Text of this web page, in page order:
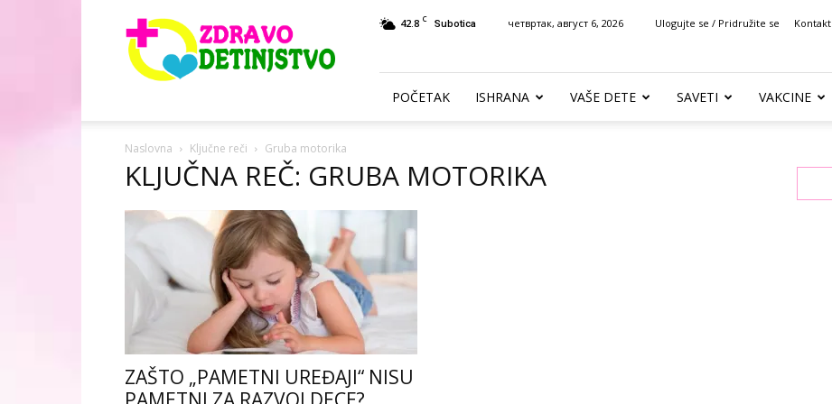
Detinjstvo
42.8 C Subotica четвртак, август 6, 2026 Ulogujte se / Pridružite se Kontakt
POČETAK ISHRANA VAŠE DETE SAVETI VAKCINE
Naslovna Ključne reči Gruba motorika
KLJUČNA REČ: GRUBA MOTORIKA
ZAŠTO „PAMETNI UREĐAJI“ NISU